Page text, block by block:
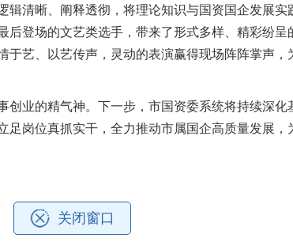
清晰、阐释透彻，将理论知识与国资国企发展实
登场的文艺类选手，带来了形式多样、精彩纷呈
艺、以艺传声，灵动的表演赢得现场阵阵掌声，
业的精气神。下一步，市国资委系统将持续深化
岗位真抓实干，全力推动市属国企高质量发展，
关闭窗口